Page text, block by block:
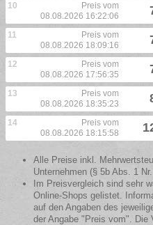
10
Preis vom
08.08.2026 16:22:06
11
Preis vom
08.08.2026 18:09:16
12
Preis vom
08.08.2026 17:56:35
13
Preis vom
08.08.2026 18:35:23
14
Preis vom
08.08.2026 18:15:58
Alle Preise inkl.
Unternehmen (§ 5b Abs. 1
Im Preisvergleich sind sehr
Online-Shops gelistet.
auf den Angaben des
der Angabe "Preis vom". Die